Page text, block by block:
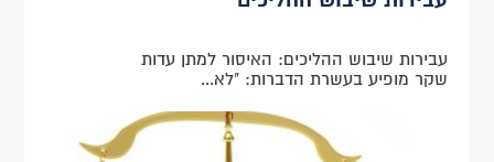
עבירות שיבוש ההליכים: האיסור למתן עדות
שקר מופיע בעשרת הדברות: "לא...